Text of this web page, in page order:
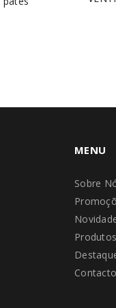
MENU
Sobre
Produtos